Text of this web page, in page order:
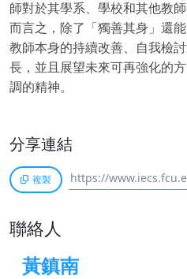
師對於其學系、學校和其他教
而言之，除了「獨善其身」還
教師本身的持續改善、自我檢
長，並且展望未來可再強化的
調的精神。
分享連結
複製
聯絡人
黃鎮南